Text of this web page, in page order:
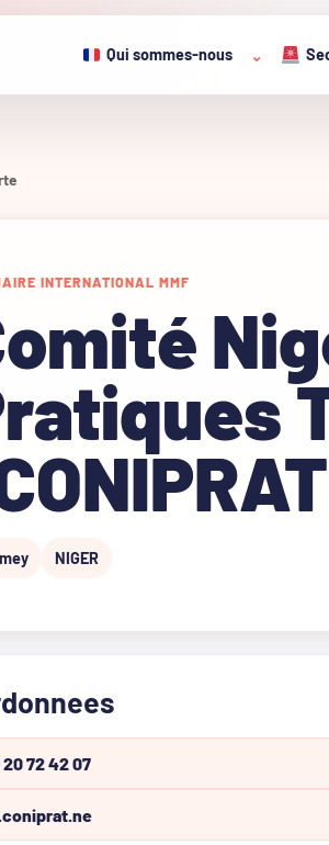
Qui sommes-nous ⌄
INTERNATIONAL MMF
NIGER
72 42 07